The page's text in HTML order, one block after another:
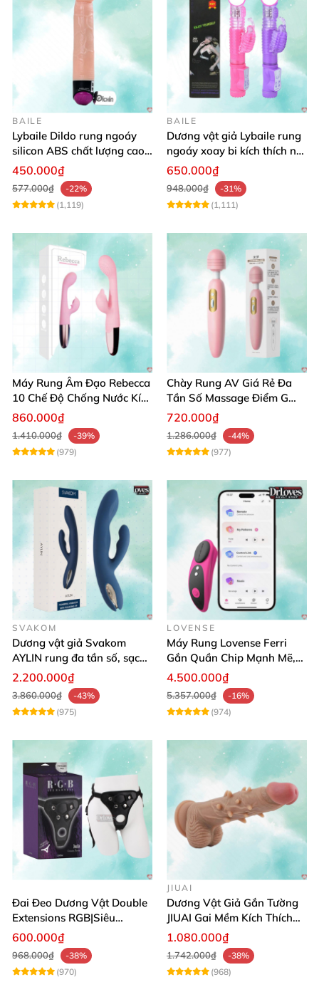
BAILE
Lybaile Dildo rung ngoáy
silicon ABS chất lượng cao
kích thước chuẩn
450.000₫
577.000₫
-22%
(1,119)
BAILE
Dương vật giả Lybaile rung
ngoáy xoay bi kích thích nữ
thủ dâm
650.000₫
948.000₫
-31%
(1,111)
Máy Rung Âm Đạo Rebecca
10 Chế Độ Chống Nước Kích
Thích Điểm G
860.000₫
1.410.000₫
-39%
(979)
Chày Rung AV Giá Rẻ Đa
Tần Số Massage Điểm G
Mát Xa Âm Vật
720.000₫
1.286.000₫
-44%
(977)
SVAKOM
Dương vật giả Svakom
AYLIN rung đa tần số, sạc
pin chống nước
2.200.000₫
3.860.000₫
-43%
(975)
LOVENSE
Máy Rung Lovense Ferri
Gắn Quần Chip Mạnh Mẽ,
Điều Khiển Qua App
4.500.000₫
5.357.000₫
-16%
(974)
Đai Đeo Dương Vật Double
Extensions RGB|Siêu
Bền|Cảm Giác Thật
600.000₫
968.000₫
-38%
(970)
JIUAI
Dương Vật Giả Gắn Tường
JIUAI Gai Mềm Kích Thích
Điểm G Siêu Mượt
1.080.000₫
1.742.000₫
-38%
(968)